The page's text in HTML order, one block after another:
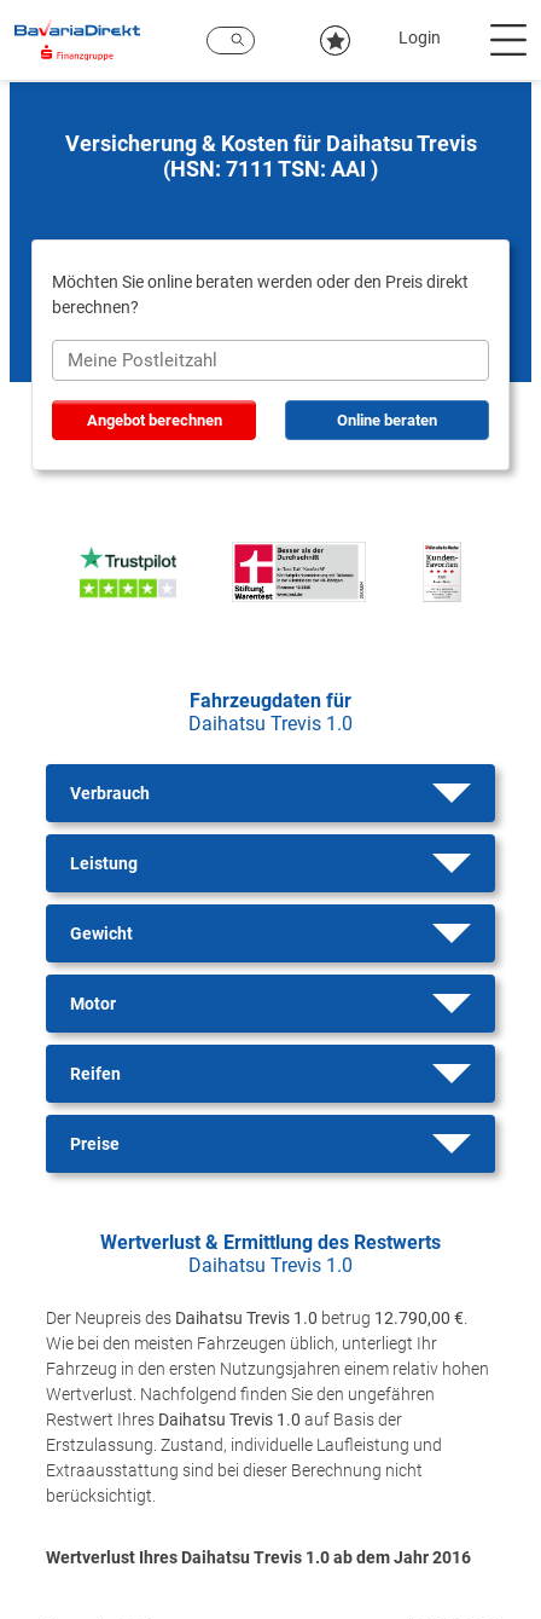
Hauptinhalt
Login
Versicherung & Kosten für Daihatsu Trevis
(HSN: 7111 TSN: AAI )
Möchten Sie online beraten werden oder den Preis direkt
berechnen?
Angebot berechnen Online beraten
Fahrzeugdaten für
Daihatsu Trevis 1.0
Verbrauch
Leistung
Gewicht
Motor
Reifen
Preise
Wertverlust & Ermittlung des Restwerts
Daihatsu Trevis 1.0
Der Neupreis des Daihatsu Trevis 1.0 betrug 12.790,00 €
Wie bei den meisten Fahrzeugen üblich, unterliegt Ihr
Fahrzeug in den ersten Nutzungsjahren einem relativ hohen
Wertverlust. Nachfolgend finden Sie den ungefähren
Restwert Ihres Daihatsu Trevis 1.0 auf Basis der
Erstzulassung. Zustand, individuelle Laufleistung und
Extraausstattung sind bei dieser Berechnung nicht
berücksichtigt.
Wertverlust Ihres Daihatsu Trevis 1.0 ab dem Jahr2016